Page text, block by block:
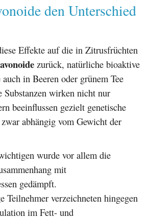
den Unterschied
Effekte auf die in Zitrusfrüchten
zurück, natürliche bioaktive
in Beeren oder grünem Tee
Substanzen wirken nicht nur
beeinflussen gezielt genetische
abhängig vom Gewicht der
wurde vor allem die
mit
gedämpft.
Teilnehmer verzeichneten hingegen
im Fett- und